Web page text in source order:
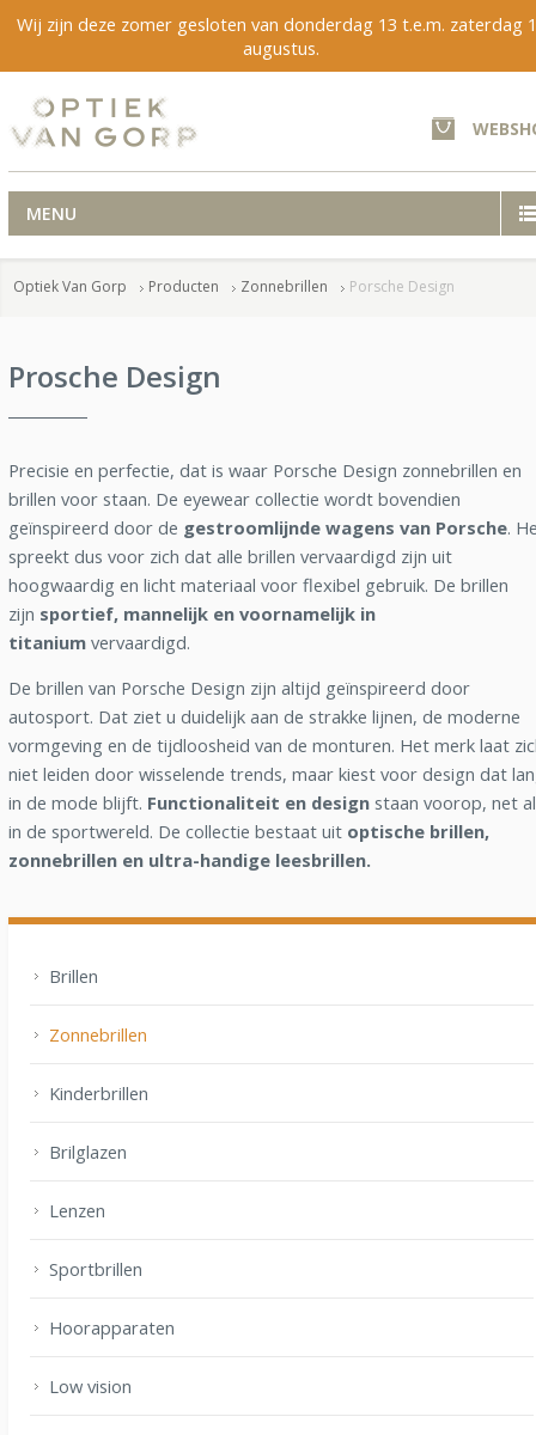
Wij zijn deze zomer gesloten van donderdag 13 t.e.m. zaterdag
augustus.
MENU
Optiek Van Gorp Producten Zonnebrillen Porsche Design
Prosche Design
Precisie en perfectie, dat is waar Porsche Design zonnebrillen en
brillen voor staan. De eyewear collectie wordt bovendien
geïnspireerd door de gestroomlijnde wagens van Porsche.
spreekt dus voor zich dat alle brillen vervaardigd zijn uit
hoogwaardig en licht materiaal voor flexibel gebruik. De brillen
zijn sportief, mannelijk en voornamelijk in
titanium vervaardigd.
De brillen van Porsche Design zijn altijd geïnspireerd door
autosport. Dat ziet u duidelijk aan de strakke lijnen, de moderne
vormgeving en de tijdloosheid van de monturen. Het merk laat
niet leiden door wisselende trends, maar kiest voor design dat
in de mode blijft. Functionaliteit en design staan voorop, net
in de sportwereld. De collectie bestaat uit optische brillen,
zonnebrillen en ultra-handige leesbrillen.
Brillen
Zonnebrillen
Kinderbrillen
Brilglazen
Lenzen
Sportbrillen
Hoorapparaten
Low vision